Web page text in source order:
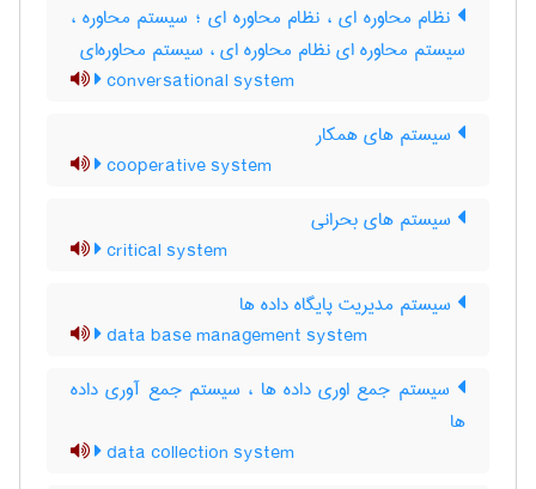
نظام محاوره ای ، نظام محاوره ای ؛ سیستم محاوره ،
سیستم محاوره ای نظام محاوره ای ، سیستم محاوره‌ای
conversational system
سیستم های همکار
cooperative system
سیستم های بحرانی
critical system
سیستم مدیریت پایگاه داده ها
data base management system
سیستم جمع اوری داده ها ، سیستم جمع آوری داده
ها
data collection system